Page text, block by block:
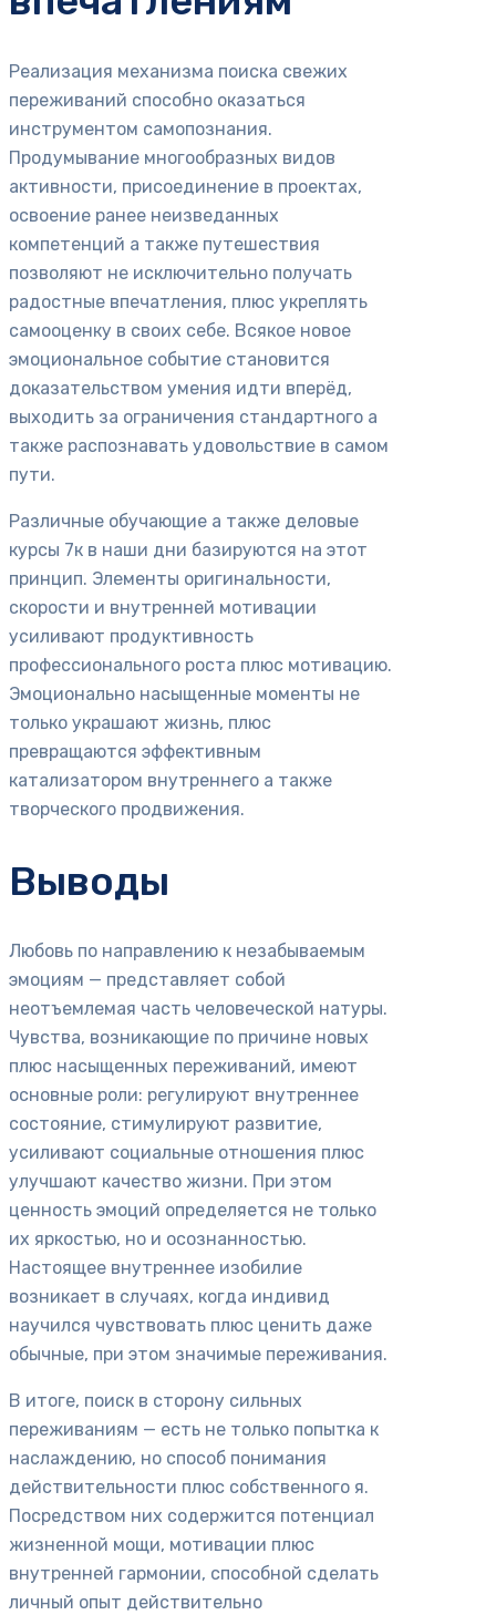
Реализация механизма поиска свежих
переживаний способно оказаться
инструментом самопознания.
Продумывание многообразных видов
активности, присоединение в проектах,
освоение ранее неизведанных
компетенций а также путешествия
позволяют не исключительно получать
радостные впечатления, плюс укреплять
самооценку в своих себе. Всякое новое
эмоциональное событие становится
доказательством умения идти вперёд,
выходить за ограничения стандартного а
также распознавать удовольствие в самом
пути.
Различные обучающие а также деловые
курсы 7к в наши дни базируются на этот
принцип. Элементы оригинальности,
скорости и внутренней мотивации
усиливают продуктивность
профессионального роста плюс мотивацию.
Эмоционально насыщенные моменты не
только украшают жизнь, плюс
превращаются эффективным
катализатором внутреннего а также
творческого продвижения.
Выводы
Любовь по направлению к незабываемым
эмоциям — представляет собой
неотъемлемая часть человеческой натуры.
Чувства, возникающие по причине новых
плюс насыщенных переживаний, имеют
основные роли: регулируют внутреннее
состояние, стимулируют развитие,
усиливают социальные отношения плюс
улучшают качество жизни. При этом
ценность эмоций определяется не только
их яркостью, но и осознанностью.
Настоящее внутреннее изобилие
возникает в случаях, когда индивид
научился чувствовать плюс ценить даже
обычные, при этом значимые переживания.
В итоге, поиск в сторону сильных
переживаниям — есть не только попытка к
наслаждению, но способ понимания
действительности плюс собственного я.
Посредством них содержится потенциал
жизненной мощи, мотивации плюс
внутренней гармонии, способной сделать
личный опыт действительно